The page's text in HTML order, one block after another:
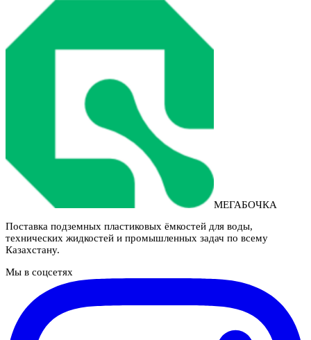
МЕГАБОЧКА
Поставка подземных пластиковых ёмкостей для воды,
технических жидкостей и промышленных задач по всему
Казахстану.
Мы в соцсетях